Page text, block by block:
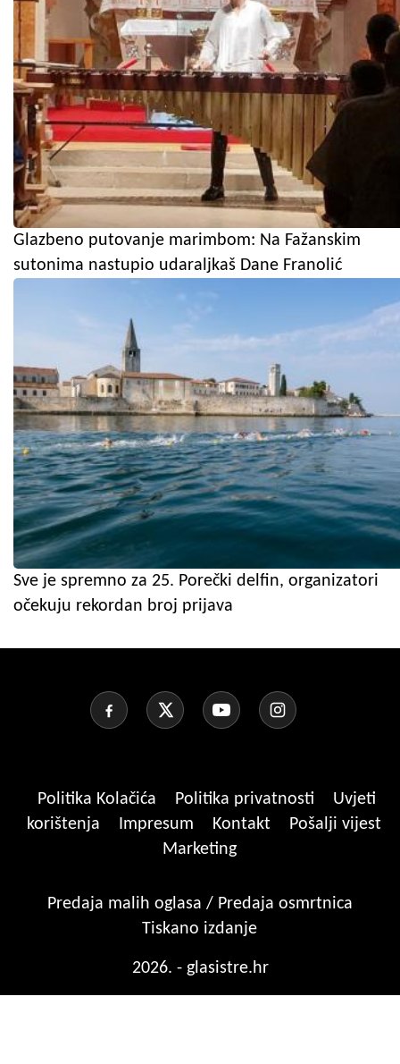
Glazbeno putovanje marimbom: Na Fažanskim
sutonima nastupio udaraljkaš Dane Franolić
Sve je spremno za 25. Porečki delfin, organizatori
očekuju rekordan broj prijava
Politika Kolačića Politika privatnosti
Uvjeti
korištenja
Impresum Kontakt
Pošalji vijest
Marketing
Predaja malih oglasa / Predaja osmrtnica
Tiskano izdanje
2026. - glasistre.hr